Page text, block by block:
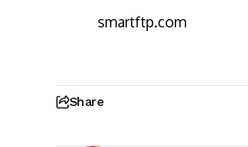
smartftp.com
Share